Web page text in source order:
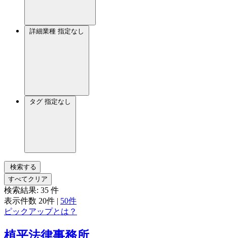
詳細業種 指定なし
タグ 指定なし
検索する
すべてクリア
検索結果: 35 件
表示件数 20件 | 50件
ピックアップとは？
植平法律事務所